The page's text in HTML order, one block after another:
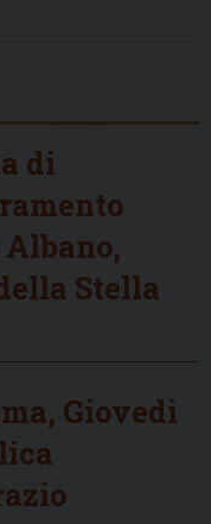
di
Stella
Giovedì